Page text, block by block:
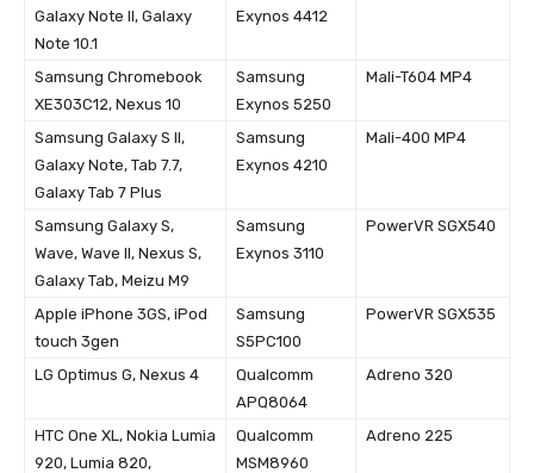
Galaxy Note II, Galaxy
Note 10.1
Exynos 4412
Samsung Chromebook
XE303C12, Nexus 10
Samsung
Exynos 5250
Mali-T604 MP4
Samsung Galaxy S II,
Galaxy Note, Tab 7.7,
Galaxy Tab 7 Plus
Samsung
Exynos 4210
Mali-400 MP4
Samsung Galaxy S,
Wave, Wave II, Nexus S,
Galaxy Tab, Meizu M9
Samsung
Exynos 3110
PowerVR SGX540
Apple iPhone 3GS, iPod
touch 3gen
Samsung
S5PC100
PowerVR SGX535
LG Optimus G, Nexus 4
Qualcomm
APQ8064
Adreno 320
HTC One XL, Nokia Lumia
920, Lumia 820,
Qualcomm
MSM8960
Adreno 225